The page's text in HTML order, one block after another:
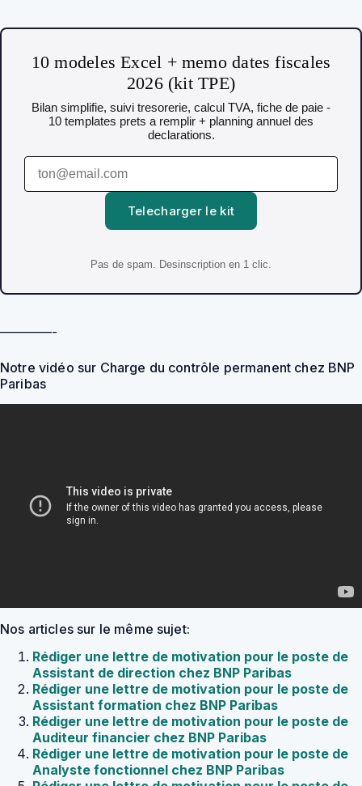
10 modeles Excel + memo dates fiscales
2026 (kit TPE)
Bilan simplifie, suivi tresorerie, calcul TVA, fiche de paie -
10 templates prets a remplir + planning annuel des
declarations.
Telecharger le kit
Pas de spam. Desinscription en 1 clic.
————-
Notre vidéo sur Charge du contrôle permanent chez BNP
Paribas
Nos articles sur le même sujet:
Rédiger une lettre de motivation pour le poste de
Assistant de direction chez BNP Paribas
Rédiger une lettre de motivation pour le poste de
Assistant formation chez BNP Paribas
Rédiger une lettre de motivation pour le poste de
Auditeur financier chez BNP Paribas
Rédiger une lettre de motivation pour le poste de
Analyste fonctionnel chez BNP Paribas